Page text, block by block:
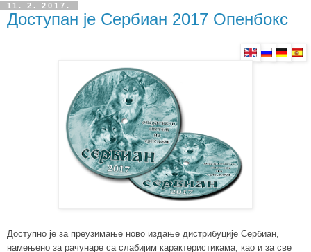
11. 2. 2017.
Доступан је Сербиан 2017 Опенбокс
Доступно је за преузимање ново издање дистрибуције Сербиан,
намењено за рачунаре са слабијим карактеристикама, као и за све